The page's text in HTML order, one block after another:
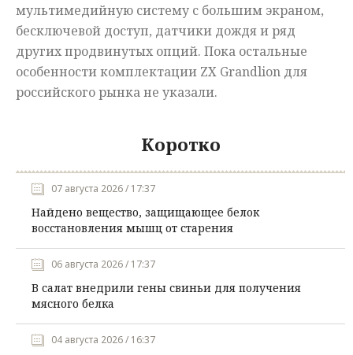
мультимедийную систему с большим экраном,
бесключевой доступ, датчики дождя и ряд
других продвинутых опций. Пока остальные
особенности комплектации ZX Grandlion для
российского рынка не указали.
Коротко
07 августа 2026 / 17:37
Найдено вещество, защищающее белок
восстановления мышц от старения
06 августа 2026 / 17:37
В салат внедрили гены свиньи для получения
мясного белка
04 августа 2026 / 16:37